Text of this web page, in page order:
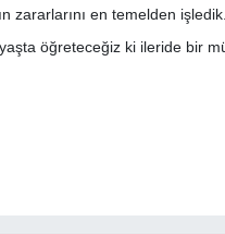
zararlarını en temelden
öğreteceğiz ki ileride bir